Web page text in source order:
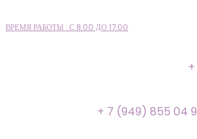
ВРЕМЯ РАБОТЫ : С 8.00 ДО 17.00
+ 7 (949) 855 04